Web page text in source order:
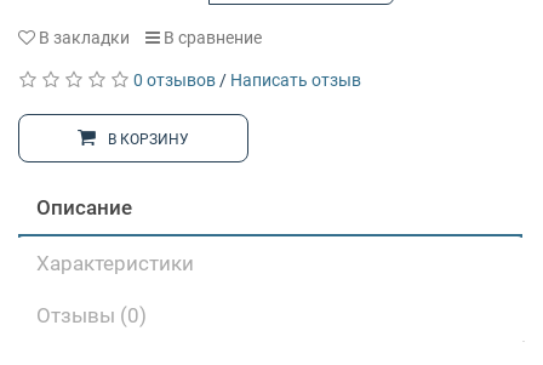
В закладки В сравнение
0 отзывов / Написать отзыв
В КОРЗИНУ
Описание
Характеристики
Отзывы (0)